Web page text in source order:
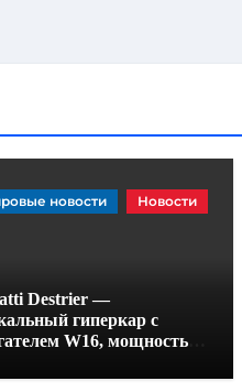
новости Новости
Destrier —
гиперкар с
W16, мощностью
всего один метр